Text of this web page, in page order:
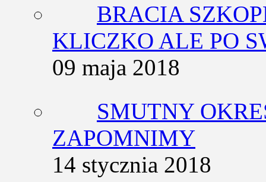
BRACIA
KLICZKO ALE PO
09 maja 2018
SMUTNY
ZAPOMNIMY
14 stycznia 2018